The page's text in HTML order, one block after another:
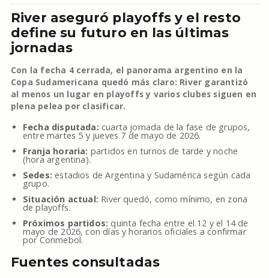
River aseguró playoffs y el resto
define su futuro en las últimas
jornadas
Con la fecha 4 cerrada, el panorama argentino en la
Copa Sudamericana quedó más claro: River garantizó
al menos un lugar en playoffs y varios clubes siguen en
plena pelea por clasificar.
Fecha disputada: cuarta jornada de la fase de grupos,
entre martes 5 y jueves 7 de mayo de 2026.
Franja horaria: partidos en turnos de tarde y noche
(hora argentina).
Sedes: estadios de Argentina y Sudamérica según cada
grupo.
Situación actual: River quedó, como mínimo, en zona
de playoffs.
Próximos partidos: quinta fecha entre el 12 y el 14 de
mayo de 2026, con días y horarios oficiales a confirmar
por Conmebol.
Fuentes consultadas